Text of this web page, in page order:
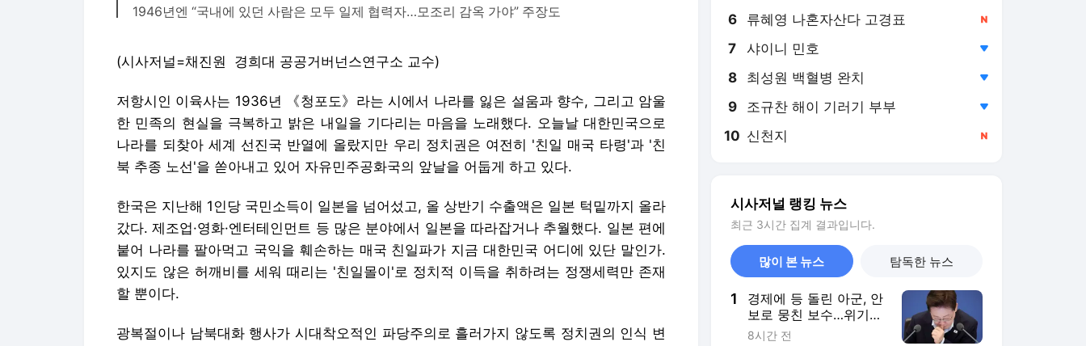
1946년엔 “국내에 있던 사람은 모두 일제 협력자…모조리 감옥 가야” 주장도
(시사저널=채진원 경희대 공공거버넌스연구소 교수)
저항시인 이육사는 1936년 《청포도》라는 시에서 나라를 잃은 설움과 향수, 그리고 암울
한 민족의 현실을 극복하고 밝은 내일을 기다리는 마음을 노래했다. 오늘날 대한민국으로
나라를 되찾아 세계 선진국 반열에 올랐지만 우리 정치권은 여전히 '친일 매국 타령'과 '친
북 추종 노선'을 쏟아내고 있어 자유민주공화국의 앞날을 어둡게 하고 있다.
한국은 지난해 1인당 국민소득이 일본을 넘어섰고, 올 상반기 수출액은 일본 턱밑까지 올라
갔다. 제조업·영화·엔터테인먼트 등 많은 분야에서 일본을 따라잡거나 추월했다. 일본 편에
붙어 나라를 팔아먹고 국익을 훼손하는 매국 친일파가 지금 대한민국 어디에 있단 말인가.
있지도 않은 허깨비를 세워 때리는 '친일몰이'로 정치적 이득을 취하려는 정쟁세력만 존재
할 뿐이다.
광복절이나 남북대화 행사가 시대착오적인 파당주의로 흘러가지 않도록 정치권의 인식 변
6 류혜영 나혼자산다 고경표
7 샤이니 민호
8 최성원 백혈병 완치
9 조규찬 해이 기러기 부부
10 신천지
시사저널 랭킹 뉴스
최근 3시간 집계 결과입니다.
많이 본 뉴스 탐독한 뉴스
1
경제에 등 돌린 아군, 안
보로 뭉친 보수…위기의
이 대통령
8시간 전